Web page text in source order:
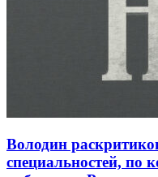
Володин
специальностей, по